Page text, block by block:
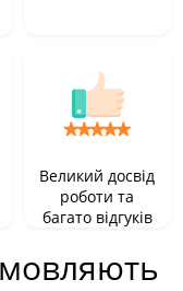
Великий досвід
роботи та
багато відгуків